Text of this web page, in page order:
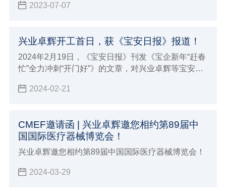
（展位14-14），展会期间吸引了来自世界各地行业
2023-07-07
兴业卓辉开工首日，获《宝安日报》报道！
2024年2月19日，《宝安日报》刊发《宝企新年“赶春
忙”全力冲刺“开门好”》的文章，对兴业卓辉等宝安区
象进行关注报道。报道发布后，引发广泛关注。
2024-02-21
CMEF邀请函 | 兴业卓辉邀您相约第89届中
国国际医疗器械博览会！
兴业卓辉邀您相约第89届中国国际医疗器械博览会！
2024-03-29